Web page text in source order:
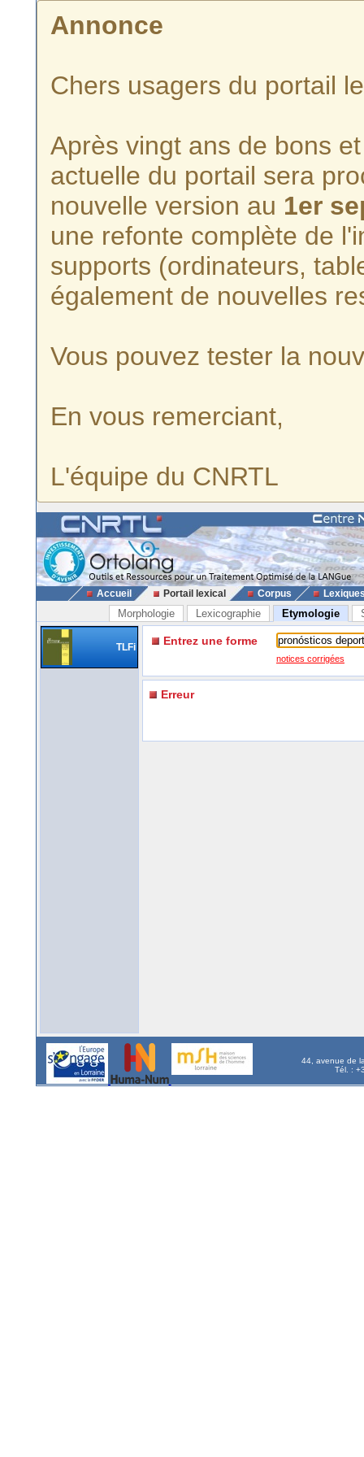
Annonce
Chers usagers du portail
Après vingt ans de bons
actuelle du portail sera
nouvelle version au 1er
une refonte complète de
supports (ordinateurs,
également de nouvelles
Vous pouvez tester la
En vous remerciant,
L'équipe du CNRTL
Accueil Portail lexical Corpus
Morphologie Lexicographie Etymologie
TLFi Entrez une forme
notices corrigées
Erreur
44, avenue de
Tél. :